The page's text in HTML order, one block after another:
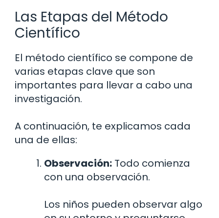
Las Etapas del Método
Científico
El método científico se compone de
varias etapas clave que son
importantes para llevar a cabo una
investigación.
A continuación, te explicamos cada
una de ellas:
Observación: Todo comienza
con una observación.
Los niños pueden observar algo